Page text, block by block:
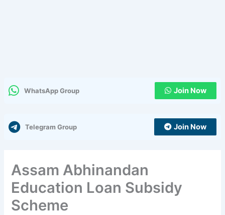
WhatsApp Group Join Now
Telegram Group Join Now
Assam Abhinandan
Education Loan Subsidy
Scheme